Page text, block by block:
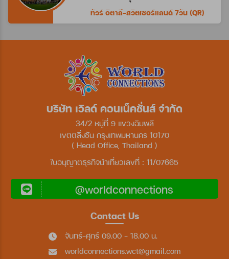
ทัวร์ อิตาลี-สวิตเซอร์แลนด์ 7วัน (QR)
บริษัท เวิลด์ คอนเน็คชั่นส์ จำกัด
34/2 หมู่ที่ 9 แขวงฉิมพลี
เขตตลิ่งชัน กรุงเทพมหานคร 10170
( Head Office, Thailand )
ใบอนุญาตธุรกิจนำเที่ยวเลขที่ : 11/07665
@worldconnections
Contact Us
จันทร์-ศุกร์ 09.00 - 18.00 น.
worldconnections.wct@gmail.com